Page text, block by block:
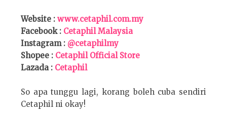
Website : www.cetaphil.com.my
Facebook : Cetaphil Malaysia
Instagram : @cetaphilmy
Shopee : Cetaphil Official Store
Lazada : Cetaphil
So apa tunggu lagi, korang boleh cuba sendiri
Cetaphil ni okay!